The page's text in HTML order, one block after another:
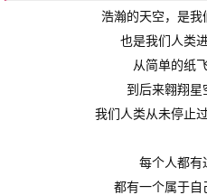
浩瀚的天空，是我
也是我们人类
从简单的纸
到后来翱翔星
我们人类从未停止
每个人都有
都有一个属于自